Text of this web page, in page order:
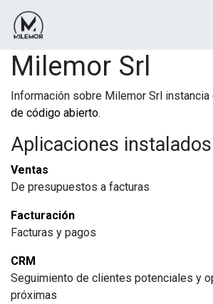
Ir al contenido
Milemor Srl
Información sobre Milemor Srl instancia
de código abierto.
Aplicaciones instalados
Ventas
De presupuestos a facturas
Facturación
Facturas y pagos
CRM
Seguimiento de clientes potenciales y
próximas